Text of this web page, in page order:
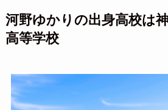
河野ゆかりの出身高校は
高等学校